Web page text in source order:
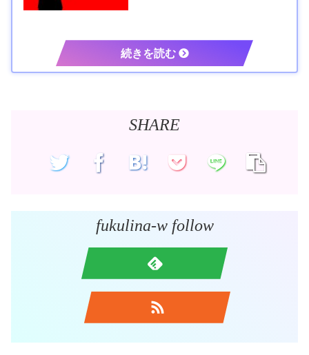
SHARE
fukulina-w follow